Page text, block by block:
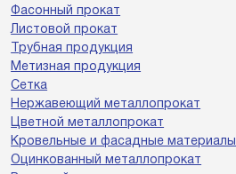
Фасонный прокат
Листовой прокат
Трубная продукция
Метизная продукция
Сетка
Нержавеющий металлопрокат
Цветной металлопрокат
Кровельные и фасадные материалы
Оцинкованный металлопрокат